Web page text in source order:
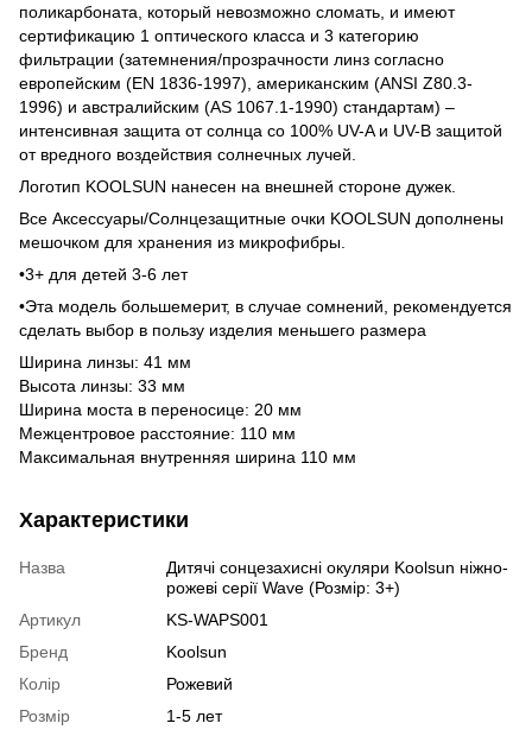
поликарбоната, который невозможно сломать, и имеют
сертификацию 1 оптического класса и 3 категорию
фильтрации (затемнения/прозрачности линз согласно
европейским (EN 1836-1997), американским (ANSI Z80.3-
1996) и австралийским (AS 1067.1-1990) стандартам) –
интенсивная защита от солнца со 100% UV-A и UV-B защитой
от вредного воздействия солнечных лучей.
Логотип KOOLSUN нанесен на внешней стороне дужек.
Все Аксессуары/Солнцезащитные очки KOOLSUN дополнены
мешочком для хранения из микрофибры.
•3+ для детей 3-6 лет
•Эта модель большемерит, в случае сомнений, рекомендуется
сделать выбор в пользу изделия меньшего размера
Ширина линзы: 41 мм
Высота линзы: 33 мм
Ширина моста в переносице: 20 мм
Межцентровое расстояние: 110 мм
Максимальная внутренняя ширина 110 мм
Характеристики
Назва
Дитячі сонцезахисні окуляри Koolsun ніжно-
рожеві серії Wave (Розмір: 3+)
Артикул
KS-WAPS001
Бренд
Koolsun
Колір
Рожевий
Розмір
1-5 лет